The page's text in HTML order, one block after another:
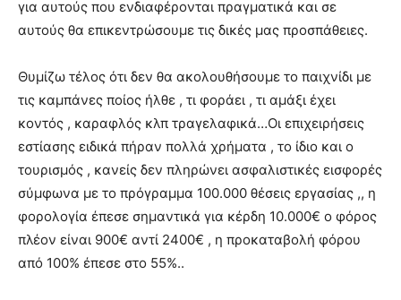
για αυτούς που ενδιαφέρονται πραγματικά και σε
αυτούς θα επικεντρώσουμε τις δικές μας προσπάθειες.
Θυμίζω τέλος ότι δεν θα ακολουθήσουμε το παιχνίδι με
τις καμπάνες ποίος ήλθε , τι φοράει , τι αμάξι έχει
κοντός , καραφλός κλπ τραγελαφικά…Οι επιχειρήσεις
εστίασης ειδικά πήραν πολλά χρήματα , το ίδιο και ο
τουρισμός , κανείς δεν πληρώνει ασφαλιστικές εισφορές
σύμφωνα με το πρόγραμμα 100.000 θέσεις εργασίας ,, η
φορολογία έπεσε σημαντικά για κέρδη 10.000€ ο φόρος
πλέον είναι 900€ αντί 2400€ , η προκαταβολή φόρου
από 100% έπεσε στο 55%..